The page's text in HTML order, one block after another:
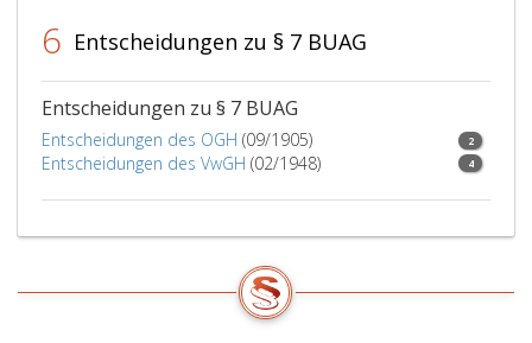
6 Entscheidungen zu § 7 BUAG
Entscheidungen zu § 7 BUAG
Entscheidungen des OGH (09/1905) 2
Entscheidungen des VwGH (02/1948) 4